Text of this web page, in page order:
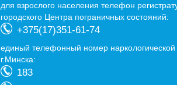
для взрослого населения телефон
городского Центра пограничных состояний:
+375(17)351-61-74
eдиный телефонный номер
г.Минска:
183